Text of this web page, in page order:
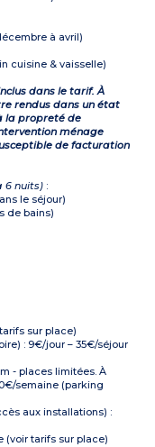
à avril)
cuisine & vaisselle)
dans le tarif. À
rendus dans un état
la propreté de
ménage
de facturation
6 nuits) :
le séjour)
de bains)
sur place)
: 9€/jour – 35€/séjour
- places limitées. À
semaine (parking
aux installations) :
(voir tarifs sur place)